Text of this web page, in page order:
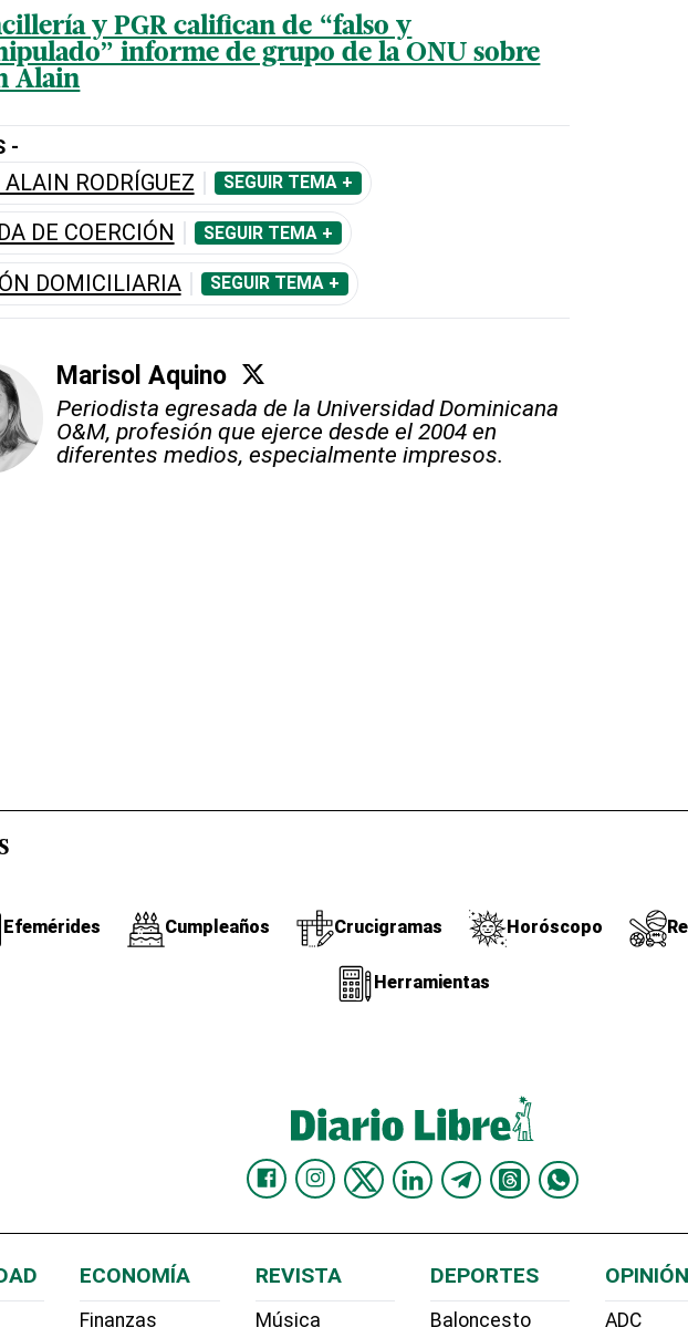
y PGR califican de “falso y
informe de grupo de la ONU sobre
Alain
-
RODRÍGUEZ SEGUIR TEMA +
DE COERCIÓN SEGUIR TEMA +
DOMICILIARIA SEGUIR TEMA +
Marisol Aquino
Periodista egresada de la Universidad Dominicana
O&M, profesión que ejerce desde el 2004 en
diferentes medios, especialmente impresos.
Efemérides Cumpleaños Crucigramas Horóscopo
Herramientas
ECONOMÍA
Finanzas
REVISTA
Música
DEPORTES
Baloncesto
OPINIÓN
ADC